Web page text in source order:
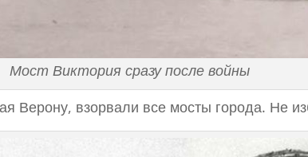
Мост Виктория сразу после войны
Верону, взорвали все мосты города. Не